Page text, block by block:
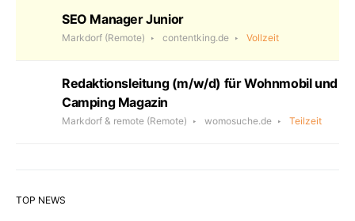
SEO Manager Junior
Markdorf (Remote) contentking.de Vollzeit
Redaktionsleitung (m/w/d) für Wohnmobil und
Camping Magazin
Markdorf & remote (Remote) womosuche.de Teilzeit
TOP NEWS